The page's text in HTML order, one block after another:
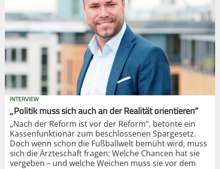
INTERVIEW
„Politik muss sich auch an der Realität orientieren“
„Nach der Reform ist vor der Reform“, betonte ein
Kassenfunktionär zum beschlossenen Spargesetz.
Doch wenn schon die Fußballwelt bemüht wird, muss
sich die Ärzteschaft fragen: Welche Chancen hat sie
vergeben – und welche Weichen muss sie vor dem